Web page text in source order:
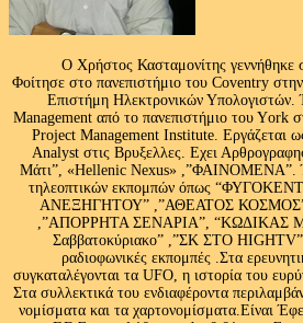
Ο Χρήστος Κασταμονίτης γεννήθηκε
Φοίτησε στο πανεπιστήμιο του Coventry
Επιστήμη Ηλεκτρονικών Υπολογιστών.
Management από το πανεπιστήμιο του Υork
Project Management Institute. Εργάζεται
Analyst στις Βρυξελλες. Εχει
Μάτι”, «Hellenic Nexus» ,”ΦΑΙΝΟΜΕΝΑ”.
τηλεοπτικών εκπομπών όπως
ΑΝΕΞΗΓΗΤΟΥ” ,”ΑΘΕΑΤΟΣ
,”ΑΠΟΡΡΗΤΑ ΣΕΝΑΡΙΑ”, “ΚΩΔΙΚΑΣ
Σαββατοκύριακο” ,”ΣΚ ΣΤΟ HIGHTV”
ραδιοφωνικές εκπομπές .Στα
συγκαταλέγονται τα UFO, η ιστορία του
Στα συλλεκτικά του ενδιαφέροντα
νομίσματα και τα χαρτονομίσματα.Είναι